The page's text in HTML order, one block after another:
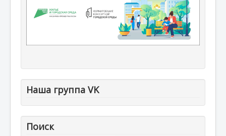
Наша группа VK
Поиск